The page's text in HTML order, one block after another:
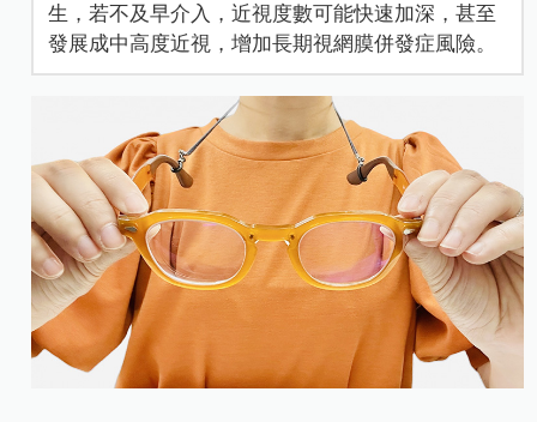
生，若不及早介入，近視度數可能快速加深，甚至
發展成中高度近視，增加長期視網膜併發症風險。